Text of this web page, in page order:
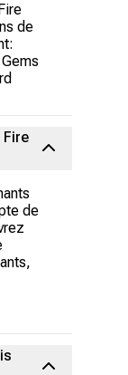
de
Fire
de